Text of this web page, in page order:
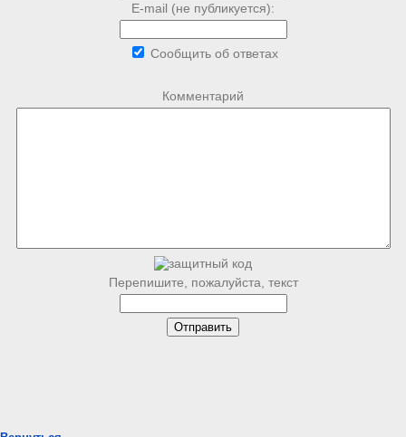
E-mail (не публикуется):
Сообщить об ответах
Комментарий
Перепишите, пожалуйста, текст